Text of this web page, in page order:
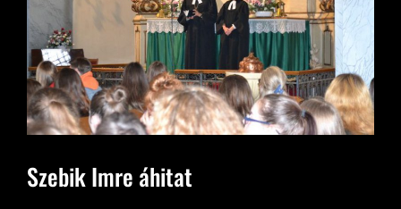
Szebik Imre áhitat